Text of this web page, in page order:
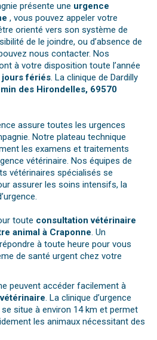
présente une urgence
, vous pouvez appeler votre
orienté vers son système de
de le joindre, ou d’absence de
nous contacter. Nos
à votre disposition toute l’année
jours fériés. La clinique de Dardilly
des Hirondelles, 69570
assure toutes les urgences
Notre plateau technique
les examens et traitements
vétérinaire. Nos équipes de
vétérinaires spécialisés se
assurer les soins intensifs, la
toute consultation vétérinaire
animal à Craponne. Un
à toute heure pour vous
de santé urgent chez votre
peuvent accéder facilement à
. La clinique d’urgence
situe à environ 14 km et permet
les animaux nécessitant des